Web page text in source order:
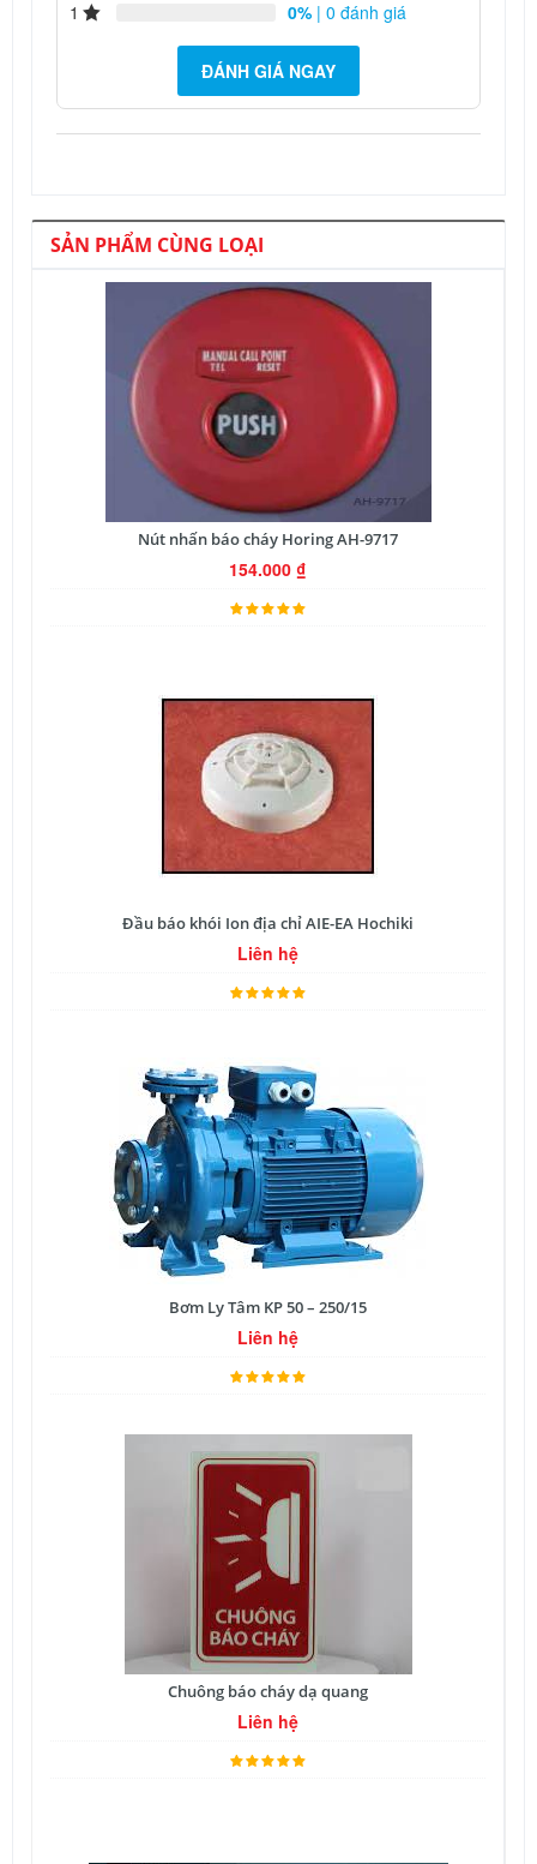
1 0% | 0 đánh giá
ĐÁNH GIÁ NGAY
SẢN PHẨM CÙNG LOẠI
Nút nhấn báo cháy Horing AH-9717
154.000 ₫
Đầu báo khói Ion địa chỉ AIE-EA Hochiki
Liên hệ
Bơm Ly Tâm KP 50 – 250/15
Liên hệ
Chuông báo cháy dạ quang
Liên hệ